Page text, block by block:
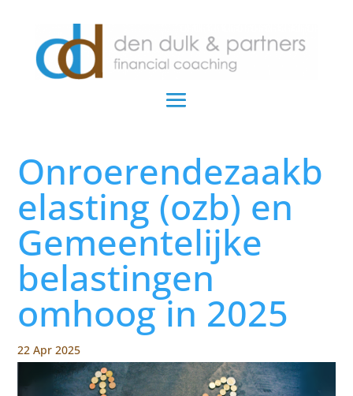
Onroerendezaakb
elasting (ozb) en
Gemeentelijke
belastingen
omhoog in 2025
22 Apr 2025